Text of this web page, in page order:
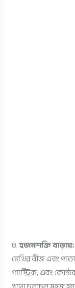
৪.হজমশক্তি বাড়ায়:
মেথির বীজ এবং
গ্যাস্ট্রিক, এবং